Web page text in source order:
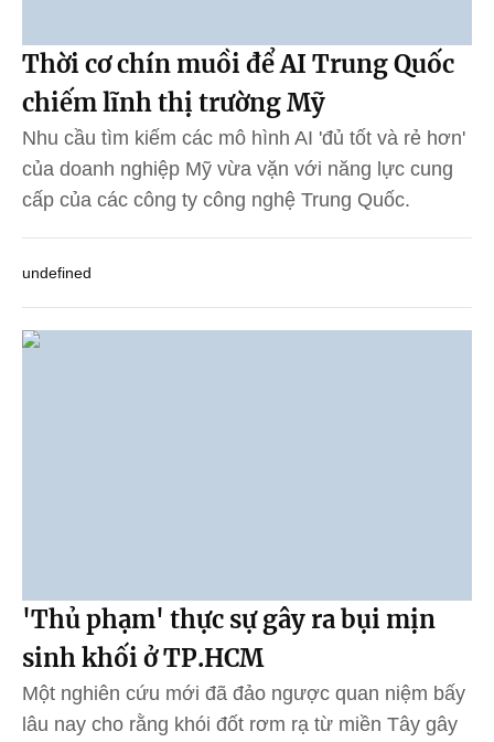
Thời cơ chín muồi để AI Trung Quốc
chiếm lĩnh thị trường Mỹ
Nhu cầu tìm kiếm các mô hình AI 'đủ tốt và rẻ hơn'
của doanh nghiệp Mỹ vừa vặn với năng lực cung
cấp của các công ty công nghệ Trung Quốc.
undefined
'Thủ phạm' thực sự gây ra bụi mịn
sinh khối ở TP.HCM
Một nghiên cứu mới đã đảo ngược quan niệm bấy
lâu nay cho rằng khói đốt rơm rạ từ miền Tây gây